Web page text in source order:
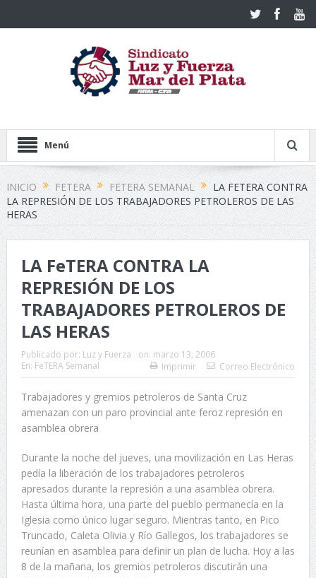
Menú
INICIO FETERA FETERA SEMANAL
LA FETERA CONTRA
LA REPRESIÓN DE LOS TRABAJADORES PETROLEROS DE LAS
HERAS
LA FeTERA CONTRA LA
REPRESIÓN DE LOS
TRABAJADORES PETROLEROS DE
LAS HERAS
Publicado por: Luz y Fuerza on: marzo 13, 2006
En: FeTERA Semanal Imprimir Correo Electrónico
Trabajadores y gremios petroleros de Santa Cruz
amenazan con un paro provincial ante feroz represión en
asamblea obrera
Durante la noche del jueves, una movilización en Las Heras
pedía la liberación de los trabajadores petroleros
apresados durante la represión a una asamblea obrera.
Hasta última hora, una parte del pueblo permanecía en la
Iglesia como único lugar seguro. Mientras tanto, en Pico
Truncado, Caleta Olivia y Río Gallegos, los trabajadores se
reunían en asamblea para definir un plan de lucha. Hoy a las
8 de la mañana, los gremios petroleros discutirán una